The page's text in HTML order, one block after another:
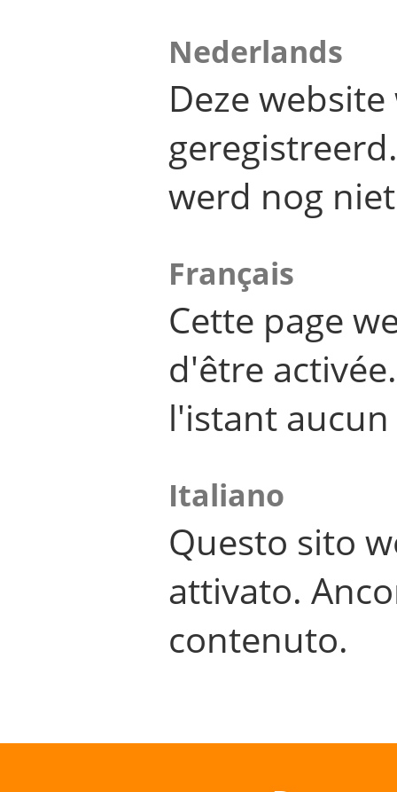
Nederlands
Deze
werd nog
Français
Cette page
d'être
l'istant
Italiano
Questo sito
attivato.
contenuto.